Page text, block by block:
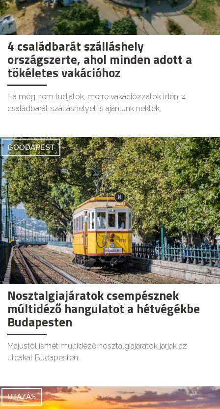
4 családbarát szálláshely
országszerte, ahol minden adott a
tökéletes vakációhoz
Ha még nem tudjátok, merre vakációzzatok idén, 4
családbarát szálláshelyet is ajánlunk nektek.
GOODAPEST
Nosztalgiajáratok csempésznek
múltidéző hangulatot a hétvégékbe
Budapesten
Májustól ismét múltidéző nosztalgiajáratok járják az
utcákat Budapesten.
UTAZÁS